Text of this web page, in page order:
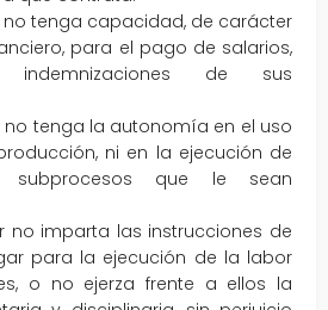
no tenga capacidad, de carácter
para el pago de salarios,
indemnizaciones de sus
no tenga la autonomía en el uso
ni en la ejecución de
que le sean
no imparta las instrucciones de
para la ejecución de la labor
o no ejerza frente a ellos la